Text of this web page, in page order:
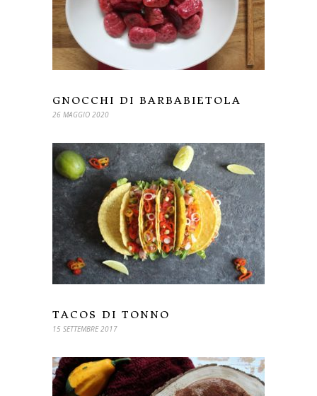
GNOCCHI DI BARBABIETOLA
26 MAGGIO 2020
TACOS DI TONNO
15 SETTEMBRE 2017